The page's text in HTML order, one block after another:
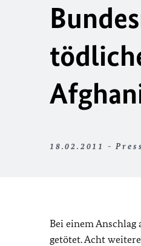
18.02.2011 -
Bei einem
getötet. Acht